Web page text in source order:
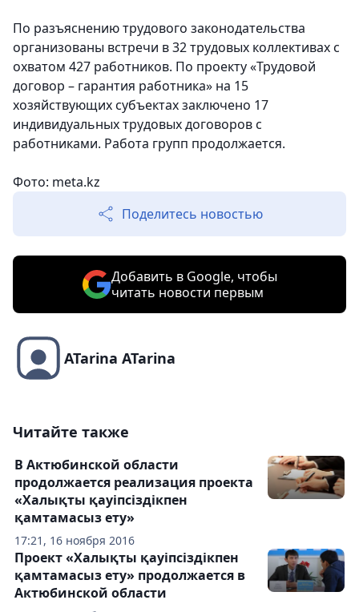
По разъяснению трудового законодательства
организованы встречи в 32 трудовых коллективах с
охватом 427 работников. По проекту «Трудовой
договор – гарантия работника» на 15
хозяйствующих субъектах заключено 17
индивидуальных трудовых договоров с
работниками. Работа групп продолжается.
Фото: meta.kz
Поделитесь новостью
Добавить в Google, чтобы
читать новости первым
ATarina ATarina
Читайте также
17:21, 16 ноября 2016
В Актюбинской области
продолжается реализация проекта
«Халықты қауіпсіздікпен
қамтамасыз ету»
Проект «Халықты қауіпсіздікпен
қамтамасыз ету» продолжается в
Актюбинской области